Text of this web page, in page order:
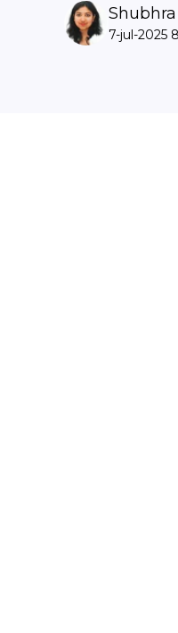
7-jul-2025